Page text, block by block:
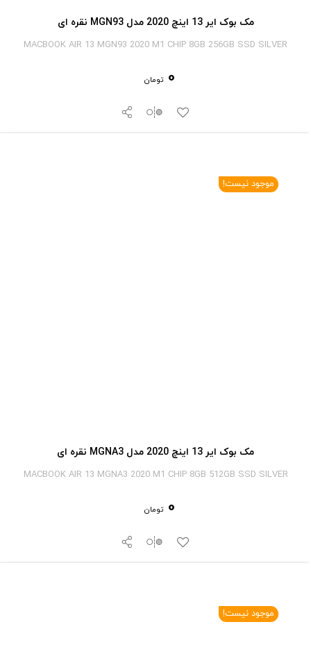
مک بوک ایر 13 اینچ 2020 مدل MGN93 نقره ای
MACBOOK AIR 13 MGN93 2020 M1 CHIP 8GB 256GB SSD SILVER
0 تومان
موجود نیست!
مک بوک ایر 13 اینچ 2020 مدل MGNA3 نقره ای
MACBOOK AIR 13 MGNA3 2020 M1 CHIP 8GB 512GB SSD SILVER
0 تومان
موجود نیست!